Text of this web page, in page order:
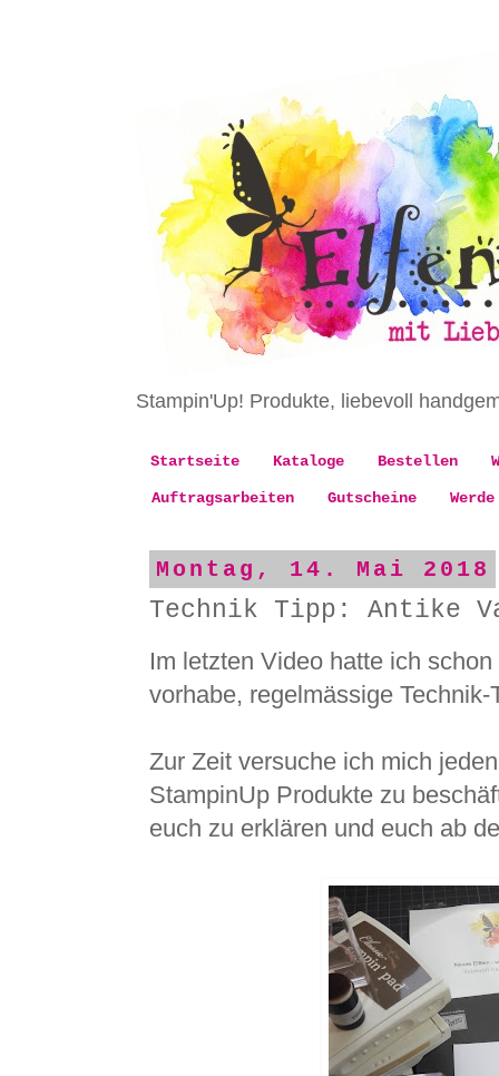
Stampin'Up! Produkte, liebevoll
Startseite Kataloge Bestellen
Auftragsarbeiten Gutscheine
Montag, 14. Mai 2018
Technik Tipp: Antike
Im letzten Video hatte ich
vorhabe, regelmässige
Zur Zeit versuche ich mich
StampinUp Produkte zu
euch zu erklären und euch ab